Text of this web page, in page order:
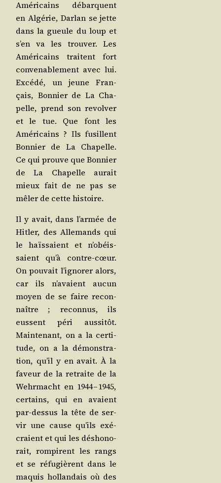
Amé­ri­cains débarquent
en Algé­rie, Dar­lan se jette
dans la gueule du loup et
s’en va les trou­ver. Les
Amé­ri­cains traitent fort
conve­na­ble­ment avec lui.
Excé­dé, un jeune Fran­
çais, Bon­nier de La Cha­
pelle, prend son revol­ver
et le tue. Que font les
Amé­ri­cains ? Ils fusillent
Bon­nier de La Cha­pelle.
Ce qui prouve que Bon­nier
de La Cha­pelle aurait
mieux fait de ne pas se
mêler de cette histoire.
Il y avait, dans l’ar­mée de
Hit­ler, des Alle­mands qui
le haïs­saient et n’o­béis­
saient qu’à contre-cœur.
On pou­vait l’i­gno­rer alors,
car ils n’a­vaient aucun
moyen de se faire recon­
naître ; recon­nus, ils
eussent péri aus­si­tôt.
Main­te­nant, on a la cer­ti­
tude, on a la démons­tra­
tion, qu’il y en avait. À la
faveur de la retraite de la
Wehr­macht en 1944 – 1945,
cer­tains, qui en avaient
par-des­sus la tête de ser­
vir une cause qu’ils exé­
craient et qui les désho­no­
rait, rom­pirent les rangs
et se réfu­gièrent dans le
maquis hol­lan­dais où des